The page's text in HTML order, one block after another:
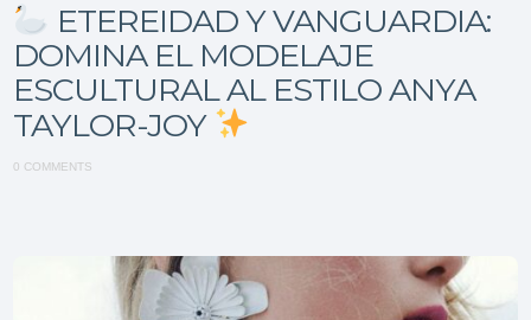
ETEREIDAD Y VANGUARDIA:
DOMINA EL MODELAJE
ESCULTURAL AL ESTILO ANYA
TAYLOR-JOY
0 COMMENTS